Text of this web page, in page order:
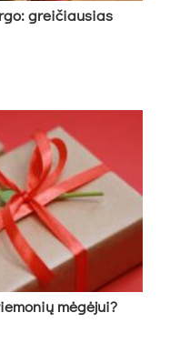
greičiausias
mėgėjui?